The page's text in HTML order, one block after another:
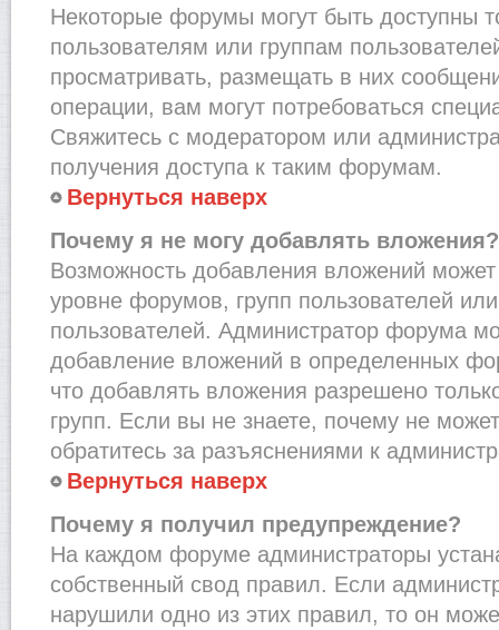
Некоторые форумы могут быть доступны
пользователям или группам
просматривать, размещать в них
операции, вам могут потребоваться
Свяжитесь с модератором или
получения доступа к таким форумам.
Вернуться наверх
Почему я не могу добавлять вложения?
Возможность добавления вложений может
уровне форумов, групп пользователей
пользователей. Администратор форума
добавление вложений в определенных
что добавлять вложения разрешено
групп. Если вы не знаете, почему не
обратитесь за разъяснениями к
Вернуться наверх
Почему я получил предупреждение?
На каждом форуме администраторы
собственный свод правил. Если
нарушили одно из этих правил, то он